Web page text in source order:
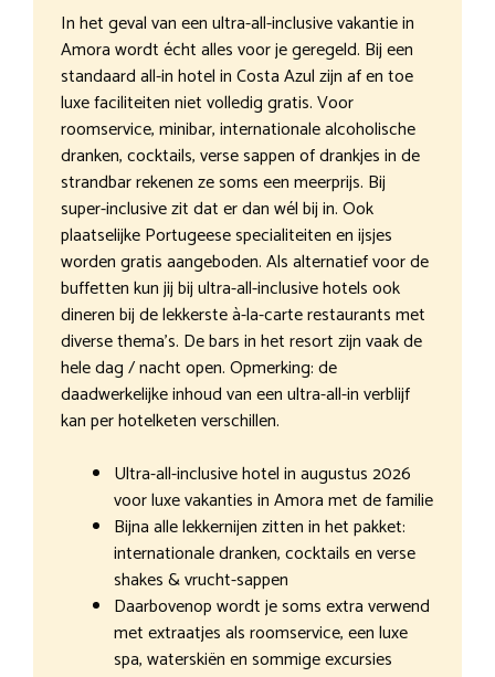
In het geval van een ultra-all-inclusive vakantie in
Amora wordt écht alles voor je geregeld. Bij een
standaard all-in hotel in Costa Azul zijn af en toe
luxe faciliteiten niet volledig gratis. Voor
roomservice, minibar, internationale alcoholische
dranken, cocktails, verse sappen of drankjes in de
strandbar rekenen ze soms een meerprijs. Bij
super-inclusive zit dat er dan wél bij in. Ook
plaatselijke Portugeese specialiteiten en ijsjes
worden gratis aangeboden. Als alternatief voor de
buffetten kun jij bij ultra-all-inclusive hotels ook
dineren bij de lekkerste à-la-carte restaurants met
diverse thema’s. De bars in het resort zijn vaak de
hele dag / nacht open. Opmerking: de
daadwerkelijke inhoud van een ultra-all-in verblijf
kan per hotelketen verschillen.
Ultra-all-inclusive hotel in augustus 2026
voor luxe vakanties in Amora met de familie
Bijna alle lekkernijen zitten in het pakket:
internationale dranken, cocktails en verse
shakes & vrucht-sappen
Daarbovenop wordt je soms extra verwend
met extraatjes als roomservice, een luxe
spa, waterskiën en sommige excursies